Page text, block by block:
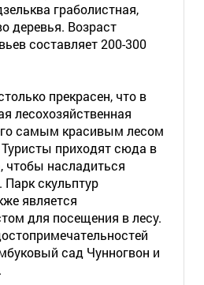
граболистная,
деревья. Возраст
составляет 200-300
прекрасен, что в
лесохозяйственная
самым красивым лесом
приходят сюда в
чтобы насладиться
скульптур
является
для посещения в лесу.
сад Чунногвон и